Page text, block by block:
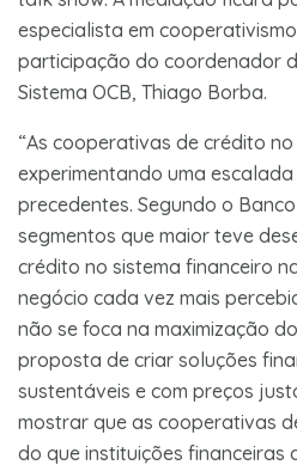
especialista em
participação do coordenador
Sistema OCB, Thiago Borba.
“As cooperativas de crédito
experimentando uma
precedentes. Segundo o
segmentos que maior teve
crédito no sistema financeiro
negócio cada vez mais
não se foca na maximização
proposta de criar soluções
sustentáveis e com preços
mostrar que as cooperativas
do que instituições financeiras